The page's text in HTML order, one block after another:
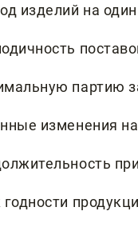
изделий на
партию
изменения
годности